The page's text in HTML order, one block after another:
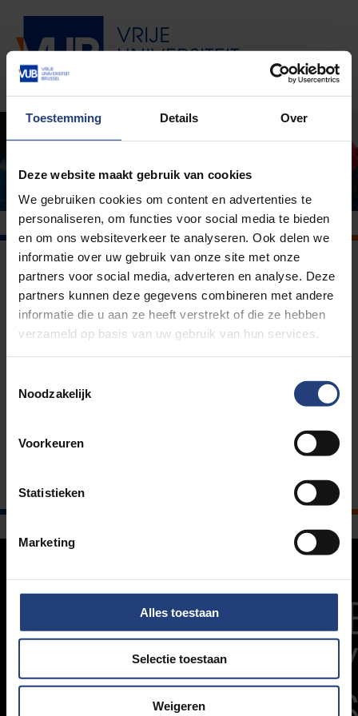
Toestemming Details Over
Deze website maakt gebruik van cookies
We gebruiken cookies om content en advertenties te
personaliseren, om functies voor social media te bieden
en om ons websiteverkeer te analyseren. Ook delen we
informatie over uw gebruik van onze site met onze
partners voor social media, adverteren en analyse. Deze
partners kunnen deze gegevens combineren met andere
informatie die u aan ze heeft verstrekt of die ze hebben
verzameld op basis van uw gebruik van hun services.
Noodzakelijk
Voorkeuren
Statistieken
Marketing
Alles toestaan
Selectie toestaan
Weigeren
Welke brochures zoek je?
Master-Manama-Postgraduaat-brochures